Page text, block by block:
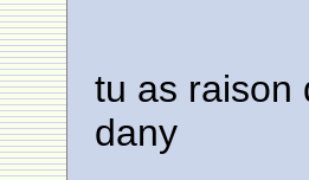
tu as raison
dany